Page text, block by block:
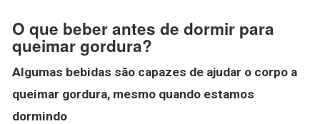
O que beber antes de dormir para
queimar gordura?
Algumas bebidas são capazes de ajudar o corpo a
queimar gordura, mesmo quando estamos
dormindo